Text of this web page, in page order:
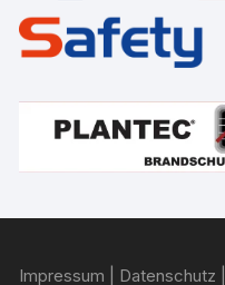
Impressum Datenschutz